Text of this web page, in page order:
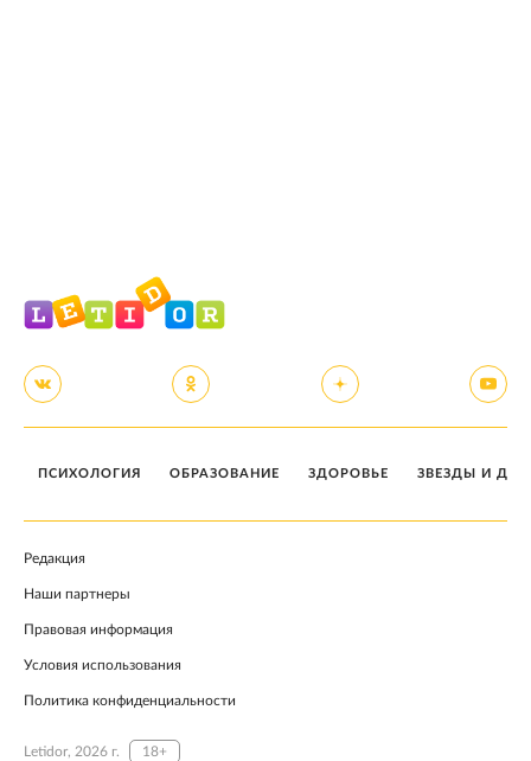
ПСИХОЛОГИЯ ОБРАЗОВАНИЕ ЗДОРОВЬЕ ЗВЕЗДЫ И
Редакция
Наши партнеры
Правовая информация
Условия использования
Политика конфиденциальности
Letidor, 2026 г. 18+